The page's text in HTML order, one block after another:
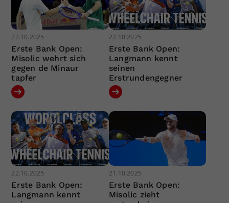
22.10.2025
Erste Bank Open:
Misolic wehrt sich
gegen de Minaur
tapfer
22.10.2025
Erste Bank Open:
Langmann kennt
seinen
Erstrundengegner
22.10.2025
Erste Bank Open:
Langmann kennt
21.10.2025
Erste Bank Open:
Misolic zieht